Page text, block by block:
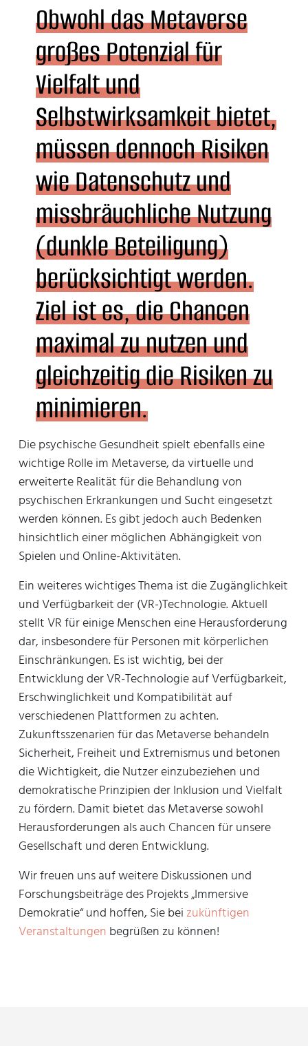
Obwohl das Metaverse
großes Potenzial für
Vielfalt und
Selbstwirksamkeit bietet,
müssen dennoch Risiken
wie Datenschutz und
missbräuchliche Nutzung
(dunkle Beteiligung)
berücksichtigt werden.
Ziel ist es, die Chancen
maximal zu nutzen und
gleichzeitig die Risiken zu
minimieren.
Die psychische Gesundheit spielt ebenfalls eine
wichtige Rolle im Metaverse, da virtuelle und
erweiterte Realität für die Behandlung von
psychischen Erkrankungen und Sucht eingesetzt
werden können. Es gibt jedoch auch Bedenken
hinsichtlich einer möglichen Abhängigkeit von
Spielen und Online-Aktivitäten.
Ein weiteres wichtiges Thema ist die Zugänglichkeit
und Verfügbarkeit der (VR-)Technologie. Aktuell
stellt VR für einige Menschen eine Herausforderung
dar, insbesondere für Personen mit körperlichen
Einschränkungen. Es ist wichtig, bei der
Entwicklung der VR-Technologie auf Verfügbarkeit,
Erschwinglichkeit und Kompatibilität auf
verschiedenen Plattformen zu achten.
Zukunftsszenarien für das Metaverse behandeln
Sicherheit, Freiheit und Extremismus und betonen
die Wichtigkeit, die Nutzer einzubeziehen und
demokratische Prinzipien der Inklusion und Vielfalt
zu fördern. Damit bietet das Metaverse sowohl
Herausforderungen als auch Chancen für unsere
Gesellschaft und deren Entwicklung.
Wir freuen uns auf weitere Diskussionen und
Forschungsbeiträge des Projekts „Immersive
Demokratie“ und hoffen, Sie bei zukünftigen
Veranstaltungen begrüßen zu können!